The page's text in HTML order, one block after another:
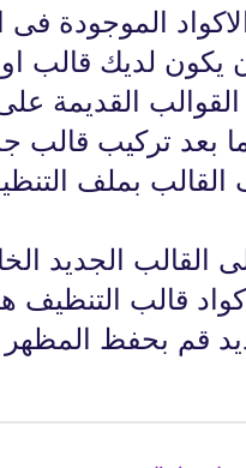
الموجودة
يكون لديك قالب
القديمة
بعد تركيب قالب
القالب بملف
القالب الجديد
قالب التنظيف
قم بحفظ المظهر